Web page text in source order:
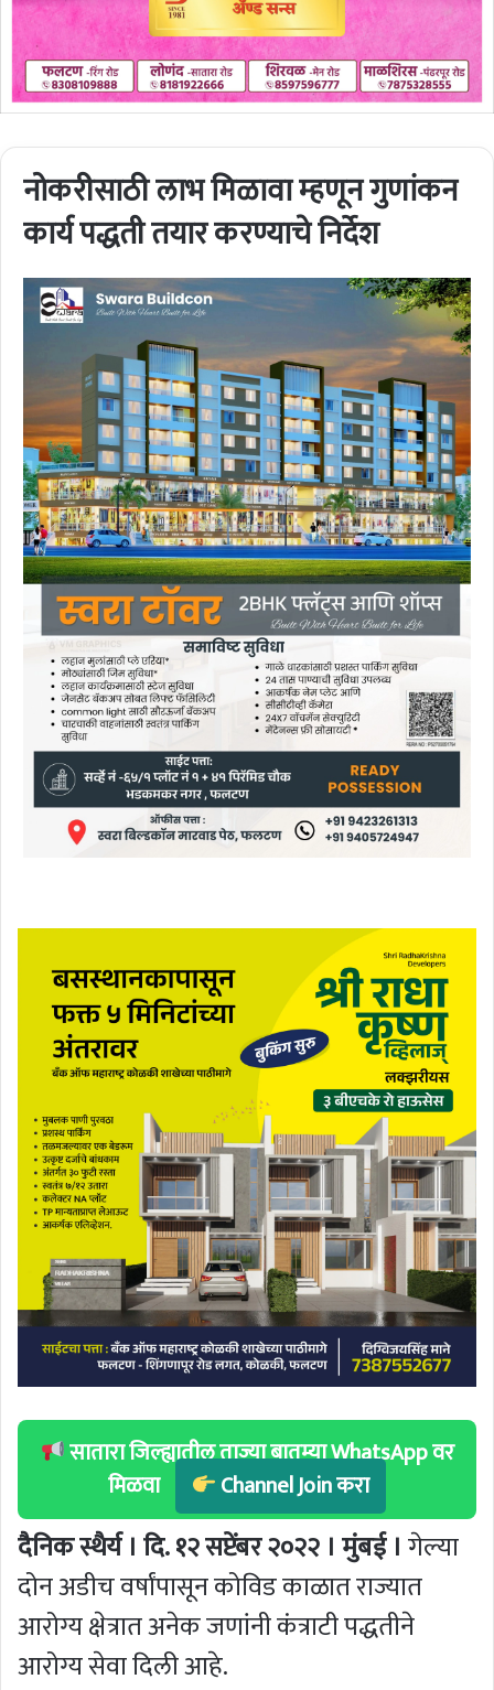
नोकरीसाठी लाभ मिळावा म्हणून गुणांकन
कार्य पद्धती तयार करण्याचे निर्देश
सातारा जिल्ह्यातील ताज्या बातम्या WhatsApp वर
मिळवा
Channel Join करा
दैनिक स्थैर्य । दि. १२ सप्टेंबर २०२२ । मुंबई । गेल्या
दोन अडीच वर्षांपासून कोविड काळात राज्यात
आरोग्य क्षेत्रात अनेक जणांनी कंत्राटी पद्धतीने
आरोग्य सेवा दिली आहे.